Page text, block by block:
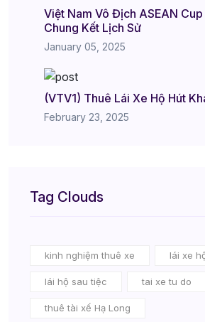
Việt Nam Vô Địch ASEAN
Chung Kết Lịch Sử
January 05, 2025
(VTV1) Thuê Lái Xe Hộ Hút
February 23, 2025
Tag Clouds
kinh nghiệm thuê xe lái xe
lái hộ sau tiệc tai xe tu do
thuê tài xế Hạ Long